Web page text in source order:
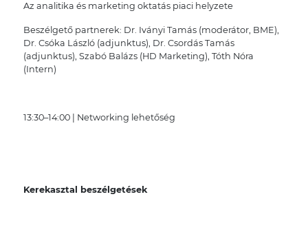
Az analitika és marketing oktatás piaci helyzete
Beszélgető partnerek: Dr. Iványi Tamás (moderátor, BME),
Dr. Csóka László (adjunktus), Dr. Csordás Tamás
(adjunktus), Szabó Balázs (HD Marketing), Tóth Nóra
(Intern)
13:30–14:00 | Networking lehetőség
Kerekasztal beszélgetések